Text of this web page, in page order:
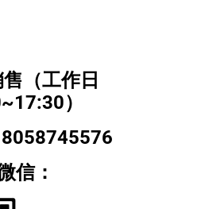
（工作日
）
信：